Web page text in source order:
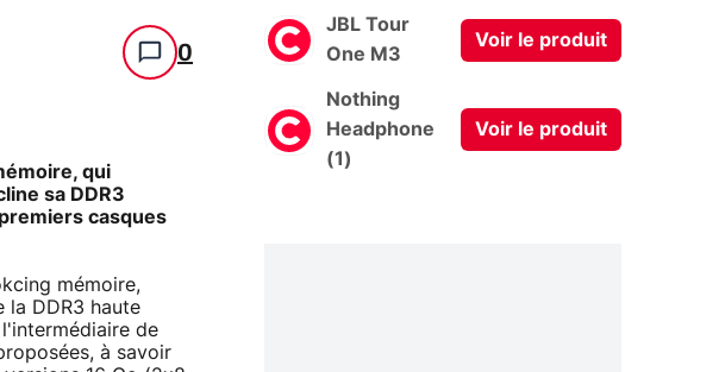
0
qui
sa DDR3
casques
mémoire,
la DDR3 haute
de
à savoir
JBL Tour
One M3
Voir le produit
Nothing
Headphone
(1)
Voir le produit